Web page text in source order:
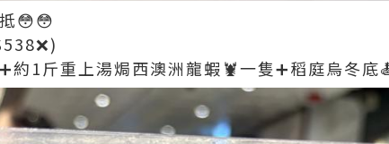
😳😳
約1斤重上湯焗西澳洲龍蝦🦞一隻➕稻庭烏冬底